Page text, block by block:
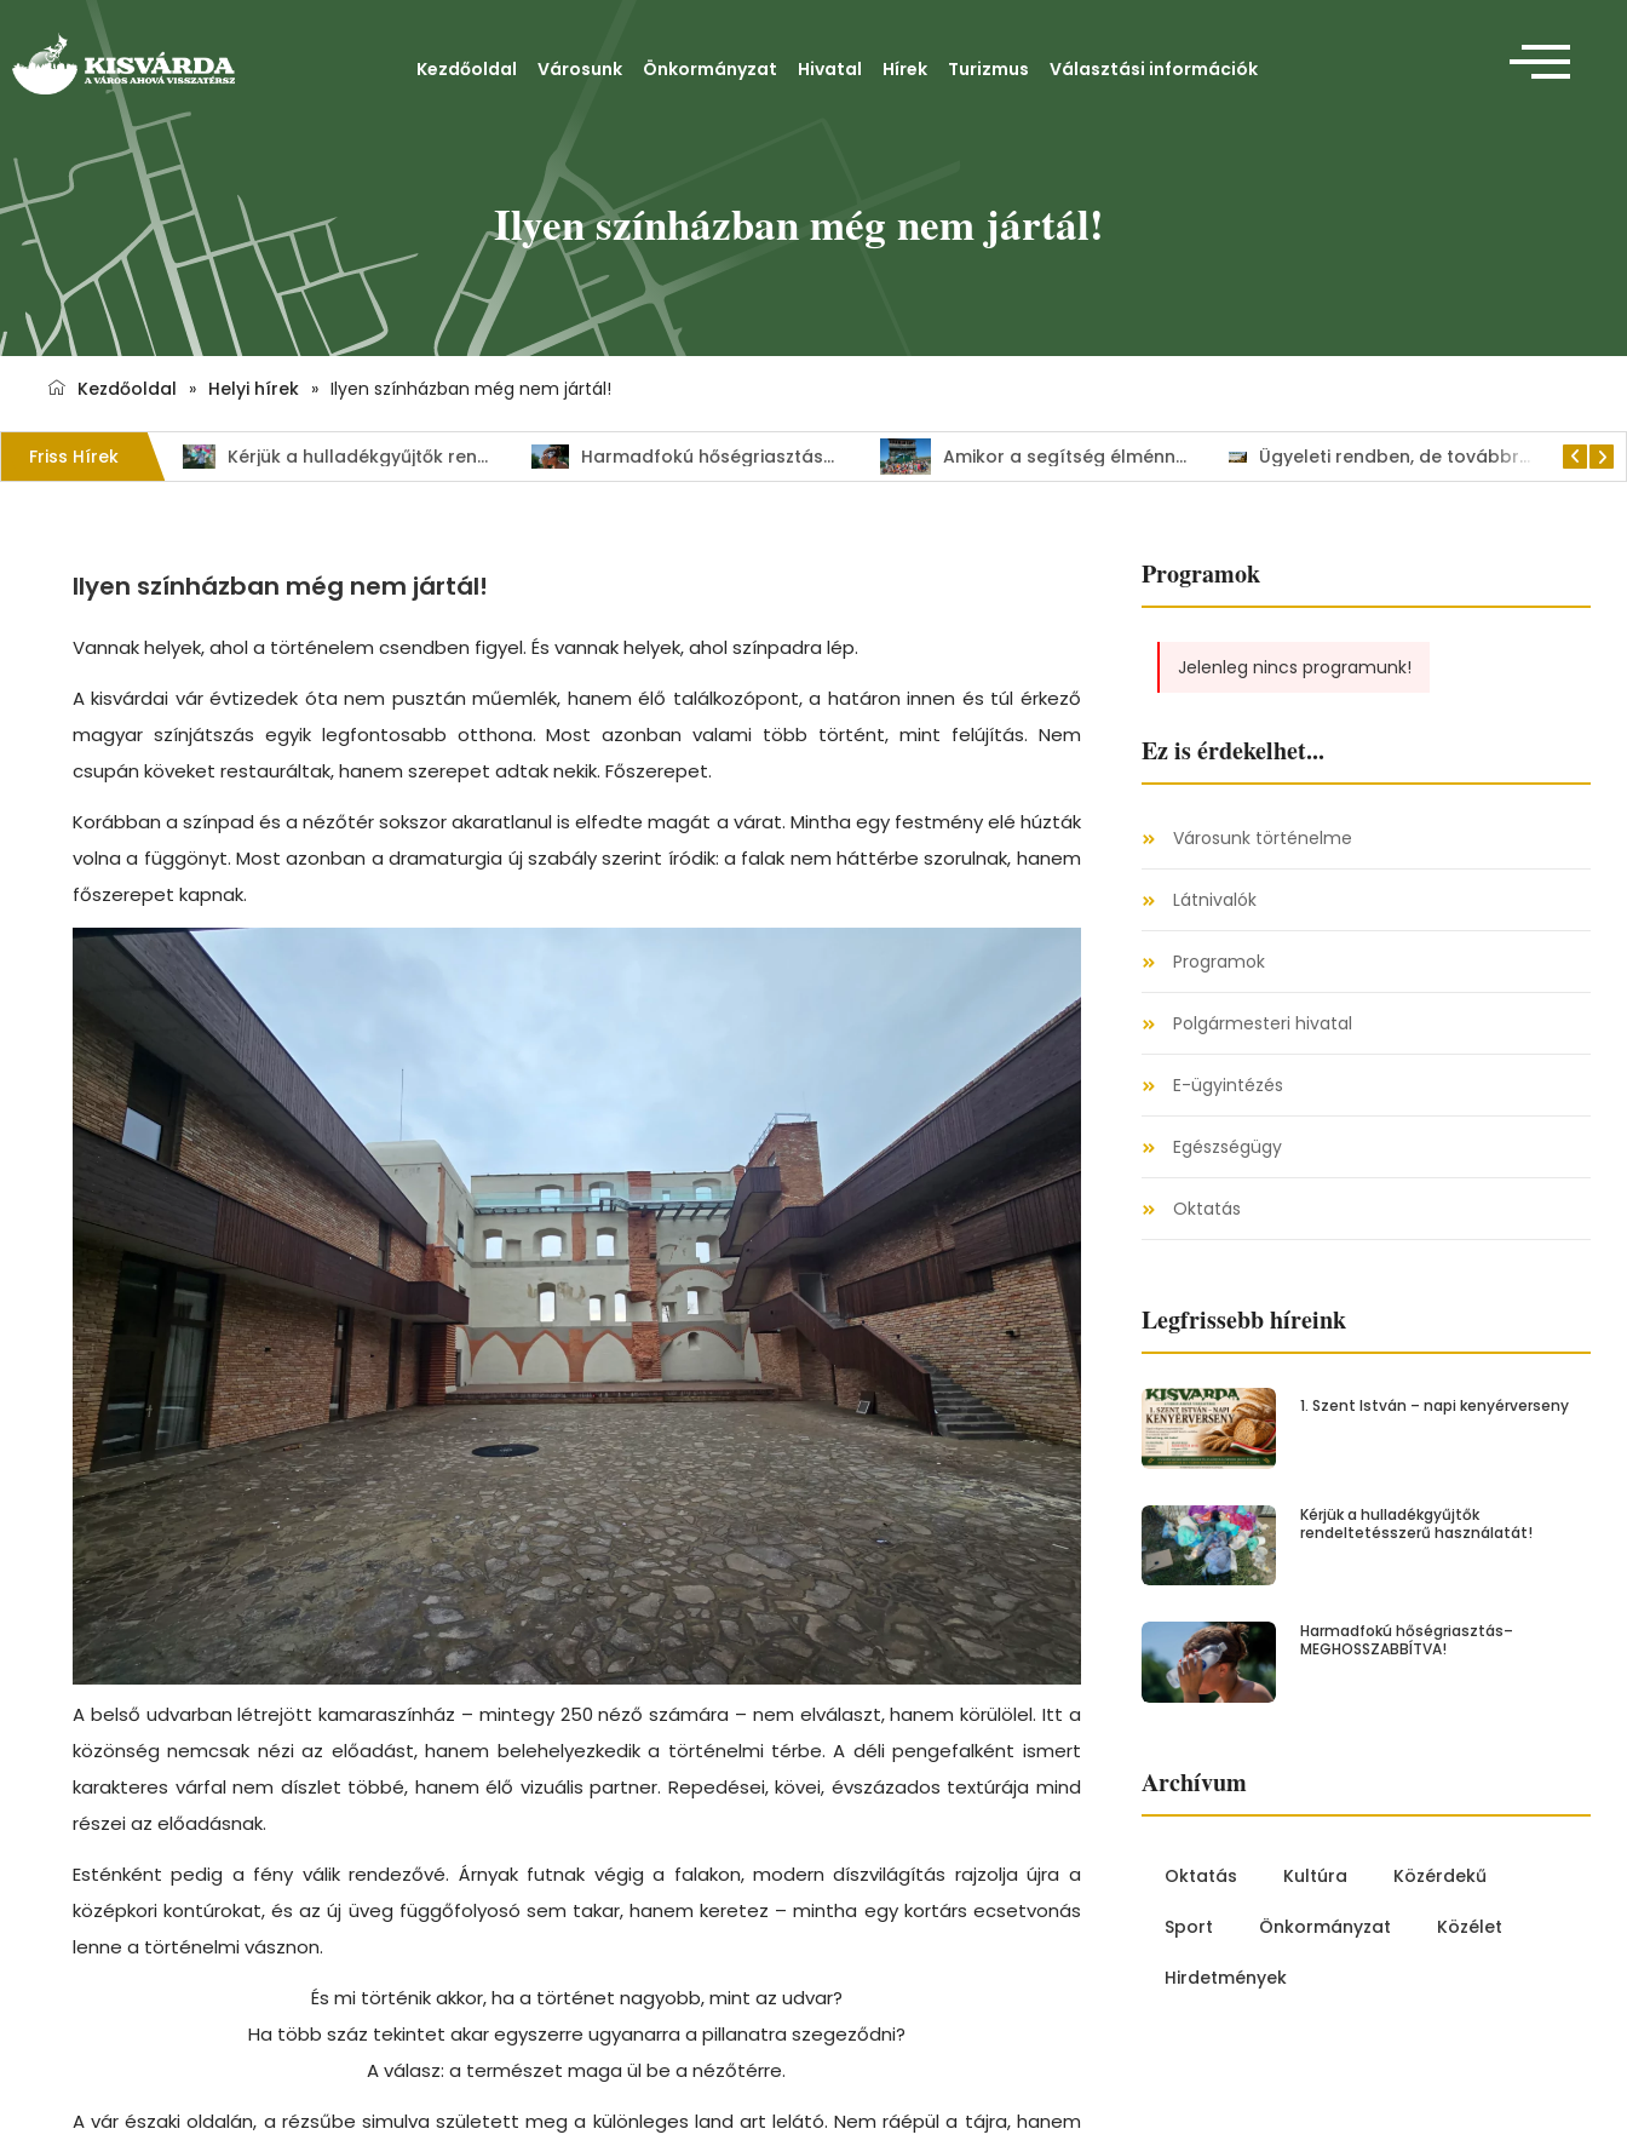
Kezdőoldal Városunk Önkormányzat Hivatal Hírek Turizmus Választási információk
Ilyen színházban még nem jártál!
Kezdőoldal » Helyi hírek » Ilyen színházban még nem jártál!
Friss Hírek Harmadfokú hőségriasztás–MEGHOSSZABBÍTVA! Amikor a segítség élménnyé válik Ügyeleti rendben, de továbbra is a lakosság szolgálatában tart nyitva a Kisvárdai Polgármesteri Hivatal Csak egyetlen út vezet előre: az összefogás!
Ilyen színházban még nem jártál!
Vannak helyek, ahol a történelem csendben figyel. És vannak helyek, ahol színpadra lép.
A kisvárdai vár évtizedek óta nem pusztán műemlék, hanem élő találkozópont, a határon innen és túl érkező
magyar színjátszás egyik legfontosabb otthona. Most azonban valami több történt, mint felújítás. Nem
csupán köveket restauráltak, hanem szerepet adtak nekik. Főszerepet.
Korábban a színpad és a nézőtér sokszor akaratlanul is elfedte magát a várat. Mintha egy festmény elé húzták
volna a függönyt. Most azonban a dramaturgia új szabály szerint íródik: a falak nem háttérbe szorulnak, hanem
főszerepet kapnak.
A belső udvarban létrejött kamaraszínház – mintegy 250 néző számára – nem elválaszt, hanem körülölel. Itt a
közönség nemcsak nézi az előadást, hanem belehelyezkedik a történelmi térbe. A déli pengefalként ismert
karakteres várfal nem díszlet többé, hanem élő vizuális partner. Repedései, kövei, évszázados textúrája mind
részei az előadásnak.
Esténként pedig a fény válik rendezővé. Árnyak futnak végig a falakon, modern díszvilágítás rajzolja újra a
középkori kontúrokat, és az új üveg függőfolyosó sem takar, hanem keretez – mintha egy kortárs ecsetvonás
lenne a történelmi vásznon.
És mi történik akkor, ha a történet nagyobb, mint az udvar?
Ha több száz tekintet akar egyszerre ugyanarra a pillanatra szegeződni?
A válasz: a természet maga ül be a nézőtérre.
A vár északi oldalán, a rézsűbe simulva született meg a különleges land art lelátó. Nem ráépül a tájra, hanem
Programok
Jelenleg nincs programunk!
Ez is érdekelhet...
Városunk történelme
Látnivalók
Programok
Polgármesteri hivatal
E-ügyintézés
Egészségügy
Oktatás
Legfrissebb híreink
1. Szent István – napi kenyérverseny
Kérjük a hulladékgyűjtők
rendeltetésszerű használatát!
Harmadfokú hőségriasztás–
MEGHOSSZABBÍTVA!
Archívum
Oktatás Kultúra Közérdekű
Sport Önkormányzat Közélet
Hirdetmények